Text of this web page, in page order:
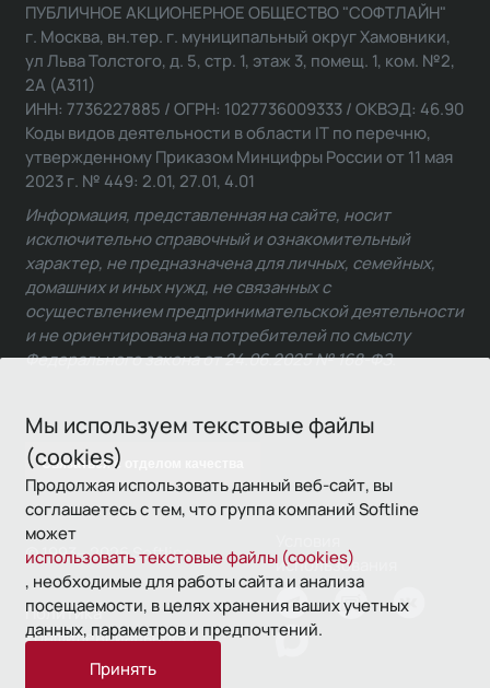
Мы используем текстовые файлы
(cookies)
Продолжая использовать данный веб-сайт, вы
соглашаетесь с тем, что группа компаний Softline
может
использовать текстовые файлы (cookies)
, необходимые для работы сайта и анализа
посещаемости, в целях хранения ваших учетных
данных, параметров и предпочтений.
Принять
Связаться с отделом качества
ПУБЛИЧНОЕ АКЦИОНЕРНОЕ ОБЩЕСТВО "СОФТЛАЙН"
г. Москва, вн.тер. г. муниципальный округ Хамовники,
ул Льва Толстого, д. 5, стр. 1, этаж 3, помещ. 1, ком. №2,
2А (А311)
ИНН: 7736227885 / ОГРН: 1027736009333 / ОКВЭД: 46.90
Коды видов деятельности в области IT по перечню,
утвержденному Приказом Минцифры России от 11 мая
2023 г. № 449: 2.01, 27.01, 4.01
Информация, представленная на сайте, носит
исключительно справочный и ознакомительный
характер, не предназначена для личных, семейных,
домашних и иных нужд, не связанных с
осуществлением предпринимательской деятельности
и не ориентирована на потребителей по смыслу
Федерального закона от 24.06.2025 № 168-ФЗ.
© 1993—2026 Softline
использования
Политика
конфиденциальности